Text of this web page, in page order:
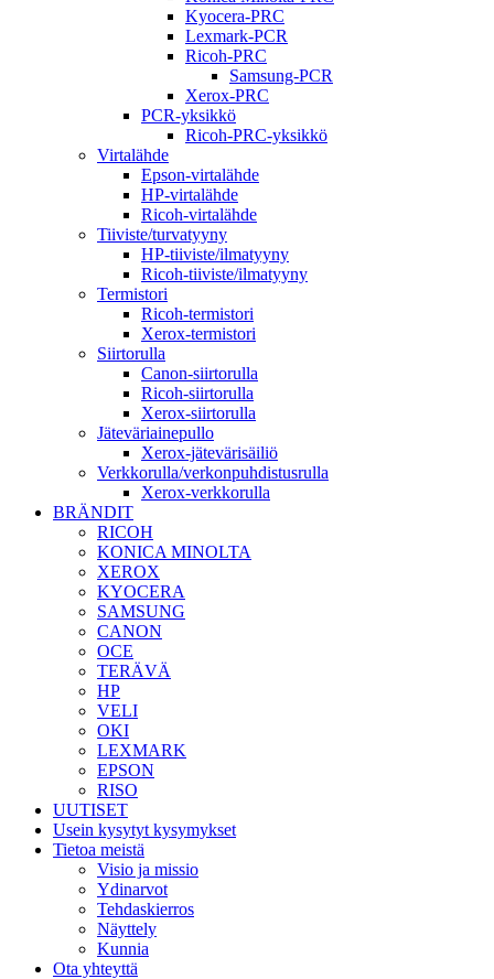
Kyocera-PRC
Lexmark-PCR
Ricoh-PRC
Samsung-PCR
Xerox-PRC
PCR-yksikkö
Ricoh-PRC-yksikkö
Virtalähde
Epson-virtalähde
HP-virtalähde
Ricoh-virtalähde
Tiiviste/turvatyyny
HP-tiiviste/ilmatyyny
Ricoh-tiiviste/ilmatyyny
Termistori
Ricoh-termistori
Xerox-termistori
Siirtorulla
Canon-siirtorulla
Ricoh-siirtorulla
Xerox-siirtorulla
Jäteväriainepullo
Xerox-jätevärisäiliö
Verkkorulla/verkonpuhdistusrulla
Xerox-verkkorulla
BRÄNDIT
RICOH
KONICA MINOLTA
XEROX
KYOCERA
SAMSUNG
CANON
OCE
TERÄVÄ
HP
VELI
OKI
LEXMARK
EPSON
RISO
UUTISET
Usein kysytyt kysymykset
Tietoa meistä
Visio ja missio
Ydinarvot
Tehdaskierros
Näyttely
Kunnia
Ota yhteyttä